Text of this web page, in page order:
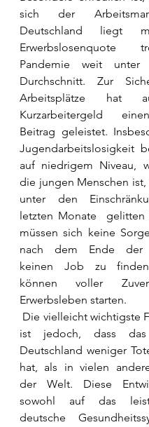
sich der
Deutschland liegt
Pandemie weit
Durchschnitt. Zur
Arbeitsplätze hat
Kurzarbeitergeld
Beitrag geleistet.
Jugendarbeitslosigkeit
auf niedrigem Niveau,
die jungen Menschen ist,
unter den
letzten Monate  gelitten
müssen sich keine
nach dem Ende der
keinen Job zu
können voller
Erwerbsleben starten.
ist jedoch, dass
Deutschland weniger
hat, als in vielen
der Welt. Diese
sowohl auf das
deutsche